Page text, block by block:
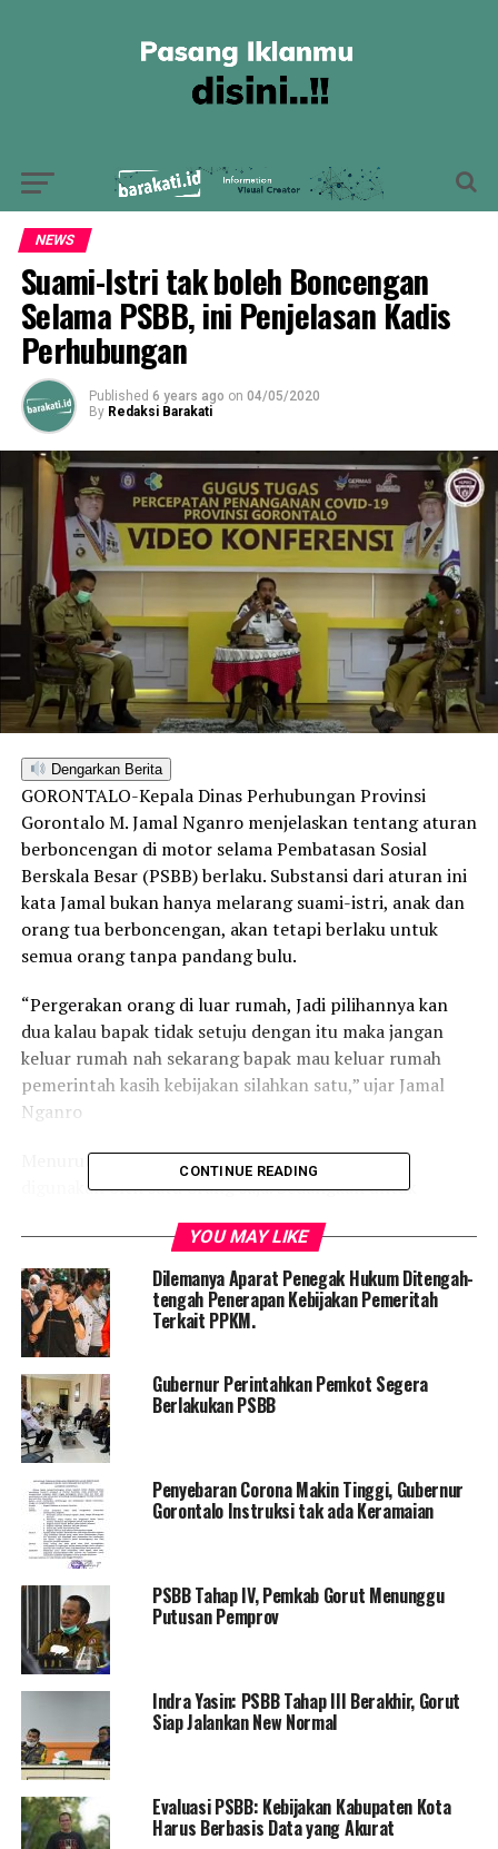
NEWS
Suami-Istri tak boleh Boncengan
Selama PSBB, ini Penjelasan Kadis
Perhubungan
Published 6 years ago on 04/05/2020
By Redaksi Barakati
Dengarkan Berita
GORONTALO-Kepala Dinas Perhubungan Provinsi
Gorontalo M. Jamal Nganro menjelaskan tentang aturan
berboncengan di motor selama Pembatasan Sosial
Berskala Besar (PSBB) berlaku. Substansi dari aturan ini
kata Jamal bukan hanya melarang suami-istri, anak dan
orang tua berboncengan, akan tetapi berlaku untuk
semua orang tanpa pandang bulu.
“Pergerakan orang di luar rumah, Jadi pilihannya kan
dua kalau bapak tidak setuju dengan itu maka jangan
keluar rumah nah sekarang bapak mau keluar rumah
pemerintah kasih kebijakan silahkan satu,” ujar Jamal
Nganro
Menurut Jamal, kendaraan roda dua hanya bisa
digunakan oleh satu orang saja. Sedangkan untuk
bisa mengangkut maksimal 50 persen dari jumlah
penumpang. Misalnya mobil isi delapan orang, maka
maksimal empat orang yang naik.
Dirinya meminta kepada masyarakat untuk taat dan
patuh dengan peraturan agar apa yang di harapkan
bersama bisa dapat terlaksana dengan baik.
“Sebaik apapun aturan ketika masyarakat tidak disiplin
tutup Jamal.
SUAMI ISTRI TIDAK BOLEH BERBONCENGAN
TERBARU
UP NEXT
Efektifitas PERGUB PSBB Terganjal Bupati Walikota?
Sudah 5 Hari Pencarian, Warga Leato yang Hilang belum
Ditemukan
CONTINUE READING
YOU MAY LIKE
Dilemanya Aparat Penegak Hukum Ditengah-
tengah Penerapan Kebijakan Pemeritah
Terkait PPKM.
Gubernur Perintahkan Pemkot Segera
Berlakukan PSBB
Penyebaran Corona Makin Tinggi, Gubernur
Gorontalo Instruksi tak ada Keramaian
PSBB Tahap IV, Pemkab Gorut Menunggu
Putusan Pemprov
Indra Yasin: PSBB Tahap III Berakhir, Gorut
Siap Jalankan New Normal
Evaluasi PSBB: Kebijakan Kabupaten Kota
Harus Berbasis Data yang Akurat